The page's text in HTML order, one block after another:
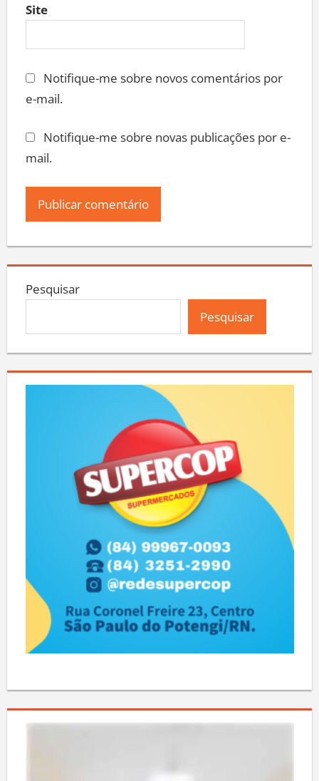
Site
Notifique-me sobre novos comentários por
e-mail.
Notifique-me sobre novas publicações por e-
mail.
Pesquisar
Pesquisar